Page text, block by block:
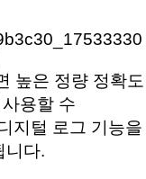
높은 정량 정확도
용할 수
지털 로그 기능을
니다.